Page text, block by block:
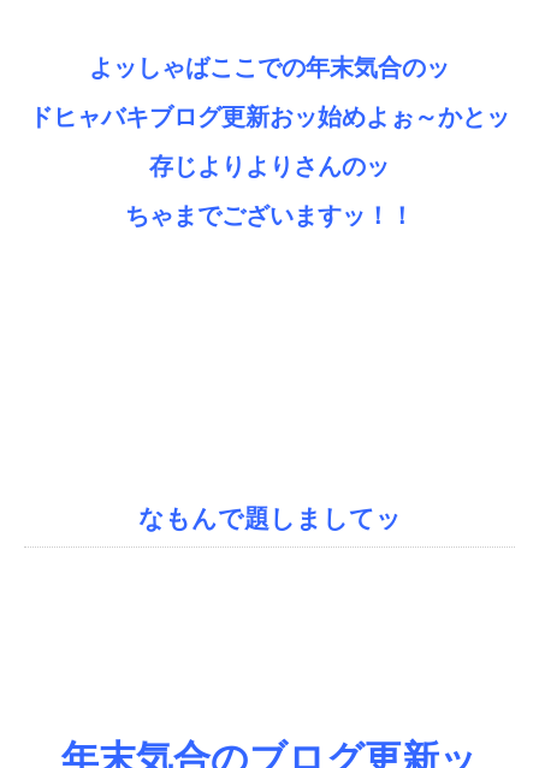
よッしゃばここでの年末気合のッ
ドヒャバキブログ更新おッ始めよぉ～かとッ
存じよりよりさんのッ
ちゃまでございますッ！！
なもんで題しましてッ
年末気合のブログ更新ッ